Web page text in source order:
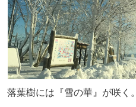
落葉樹には『雪の華』が咲く。